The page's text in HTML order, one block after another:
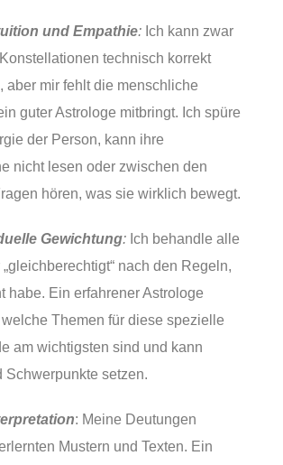
und Empathie: Ich kann zwar
technisch korrekt
aber mir fehlt die menschliche
guter Astrologe mitbringt. Ich spüre
der Person, kann ihre
nicht lesen oder zwischen den
hören, was sie wirklich bewegt.
Gewichtung: Ich behandle alle
nach den Regeln,
habe. Ein erfahrener Astrologe
Themen für diese spezielle
am wichtigsten sind und kann
Schwerpunkte setzen.
: Meine Deutungen
Mustern und Texten. Ein